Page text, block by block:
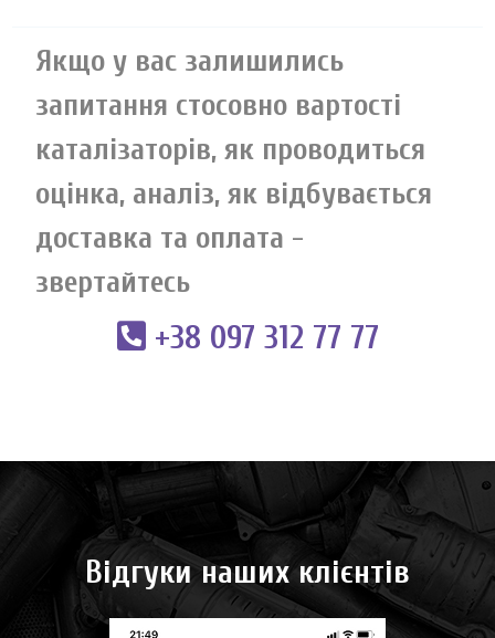
Якщо у вас залишились
запитання стосовно вартості
каталізаторів, як проводиться
оцінка, аналіз, як відбувається
доставка та оплата -
звертайтесь
+38 097 312 77 77
Відгуки наших клієнтів